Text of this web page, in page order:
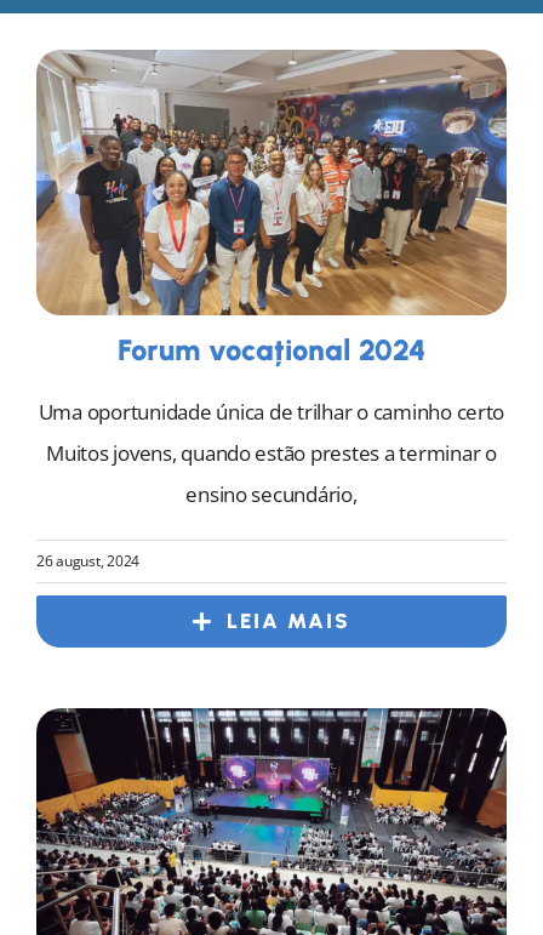
Forum vocațional 2024
Uma oportunidade única de trilhar o caminho certo
Muitos jovens, quando estão prestes a terminar o
ensino secundário,
26 august, 2024
LEIA MAIS